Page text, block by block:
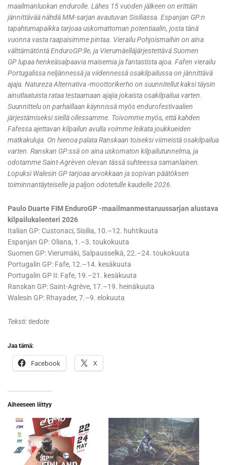
maailmanluokan endurolle. Lähes 15 vuoden jälkeen on erittäin
jännittävää nähdä MM-sarjan avautuvan Sisiliassa. Espanjan GP:n
tapahtumapaikka tarjoaa uskomattoman potentiaalin, josta tänä
vuonna vasta raapaisimme pintaa. Vierailu Pohjoismaihin on aina
välttämätöntä EnduroGP:lle, ja Vierumäelläjärjestettävä Suomen
GP lupaa henkeäsalpaavia maisemia ja fantastista ajoa. Fafen vierailu
Portugalissa neljännessä ja viidennessä osakilpailussa on jännittävä
ajaja. Natureza Alternativa -moottorikerho on suunnitellut kaksi täysin
ainutlaatuista rataa testaamaan ajajia jokaista osakilpailua varten.
Suunnittelu on parhaillaan käynnissä myös endurofestivaalien
järjestämiseksi siellä ollessamme. Toivomme myös, että kahden
Fafessa ajettavan kilpailun avulla voimme leikata joukkueiden
matkakuluja. On hienoa palata Ranskaan toiseksi viimeistä osakilpailua
varten. Ranskan GP:ssä on aina uskomaton kilpailutunnelma, ja
odotamme Saint-Agrèven olevan tässä suhteessa samanlainen.
Lopuksi Walesin GP tarjoaa arvokkaan ja sopivan päätöksen
toiminnantäyteiselle ja paljon odotetulle kaudelle 2026.
Paulo Duarte FIM EnduroGP -maailmanmestaruussarjan alustava
kilpailukalenteri 2026
Italian GP: Custonaci, Sisilia, 10.–12. huhtikuuta
Espanjan GP: Oliana, 1.–3. toukokuuta
Suomen GP: Vierumäki, Salpausselkä, 22.–24. toukokuuta
Portugalin GP: Fafe, 12.–14. kesäkuuta
Portugalin GP II: Fafe, 19.–21. kesäkuuta
Ranskan GP: Saint-Agrève, 17.–19. heinäkuuta
Walesin GP: Rhayader, 7.–9. elokuuta
Teksti: tiedote
Jaa tämä:
Facebook X
Aiheeseen liittyy